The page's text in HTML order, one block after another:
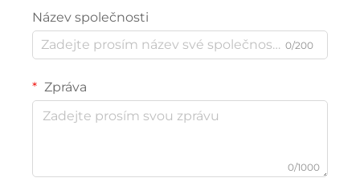
Název společnosti
0/200
Zpráva
0/1000